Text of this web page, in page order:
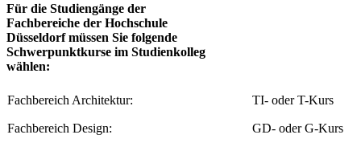
Für die Studiengänge der
Fachbereiche der Hochschule
Düsseldorf müssen Sie folgende
Schwerpunktkurse im Studienkolleg
wählen:
​Fachbereich Architektur: ​TI- oder T-Kurs
​Fachbereich Design: ​GD- oder G-Kurs